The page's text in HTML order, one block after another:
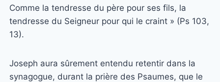
Comme la tendresse du père pour ses fils, la
tendresse du Seigneur pour qui le craint » (Ps 103,
13).
Joseph aura sûrement entendu retentir dans la
synagogue, durant la prière des Psaumes, que le